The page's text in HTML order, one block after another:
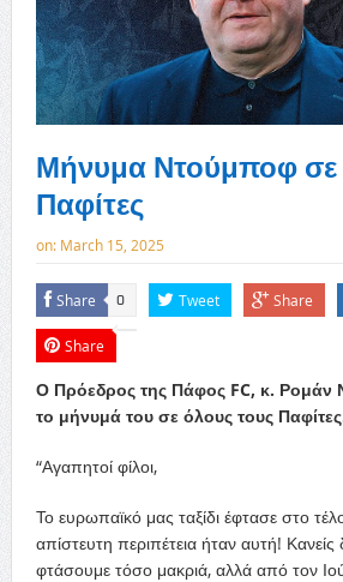
Μήνυμα Ντούμποφ σε
Παφίτες
on: March 15, 2025
Share 0 Tweet Share
Share
Ο Πρόεδρος της Πάφος FC, κ. Ρομάν
το μήνυμά του σε όλους τους
“Αγαπητοί φίλοι,
Το ευρωπαϊκό μας ταξίδι έφτασε στο
απίστευτη περιπέτεια ήταν αυτή! Κανείς
φτάσουμε τόσο μακριά, αλλά από τον